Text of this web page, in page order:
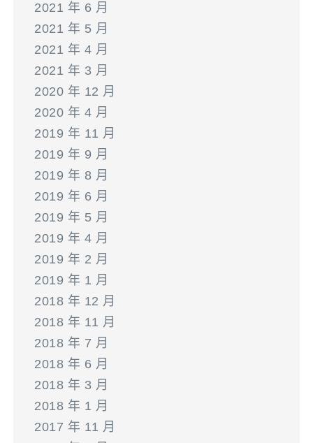
2021 年 6 月
2021 年 5 月
2021 年 4 月
2021 年 3 月
2020 年 12 月
2020 年 4 月
2019 年 11 月
2019 年 9 月
2019 年 8 月
2019 年 6 月
2019 年 5 月
2019 年 4 月
2019 年 2 月
2019 年 1 月
2018 年 12 月
2018 年 11 月
2018 年 7 月
2018 年 6 月
2018 年 3 月
2018 年 1 月
2017 年 11 月